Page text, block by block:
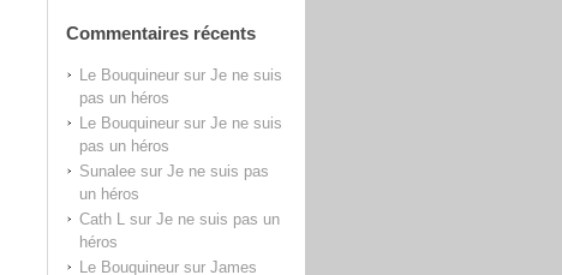
Commentaires récents
Le Bouquineursur Je ne suis
pas un héros
Le Bouquineursur Je ne suis
pas un héros
Sunaleesur Je ne suis pas
un héros
Cath Lsur Je ne suis pas un
héros
Le Bouquineursur James